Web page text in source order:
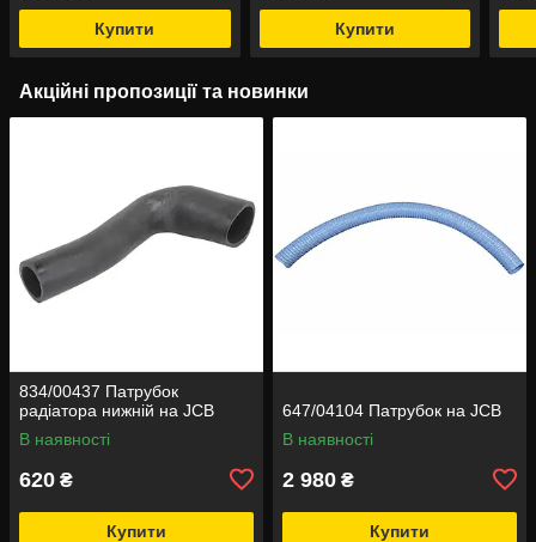
Купити Купити
Акційні пропозиції та новинки
834/00437 Патрубок
радіатора нижній на JCB
В наявності
620 ₴
Купити
647/04104 Патрубок на JCB
В наявності
2 980 ₴
Купити